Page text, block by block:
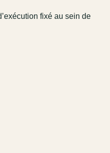
fixé au sein de